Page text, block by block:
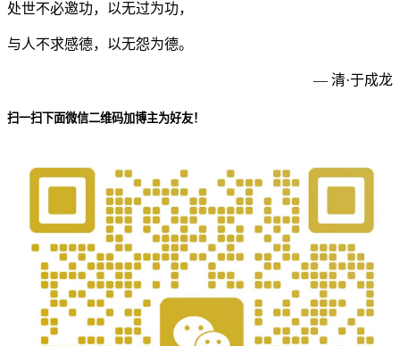
处世不必邀功，以无过为功，
与人不求感德，以无怨为德。
— 清·于成龙
扫一扫下面微信二维码加博主为好友！